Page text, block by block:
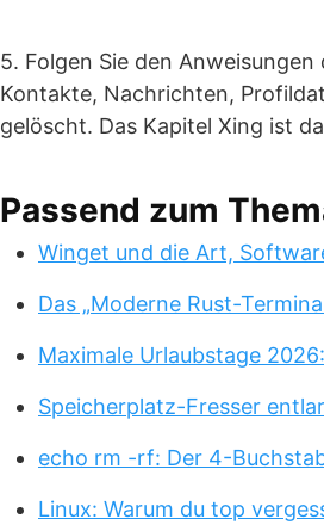
5. Folgen Sie den
Kontakte, Nachrichten,
gelöscht. Das Kapitel Xing ist
Passend zum
Winget und die Art,
Das „Moderne Rust-
Maximale Urlaubstage
Speicherplatz-Fresser
echo rm -rf: Der 4-
Linux: Warum du top